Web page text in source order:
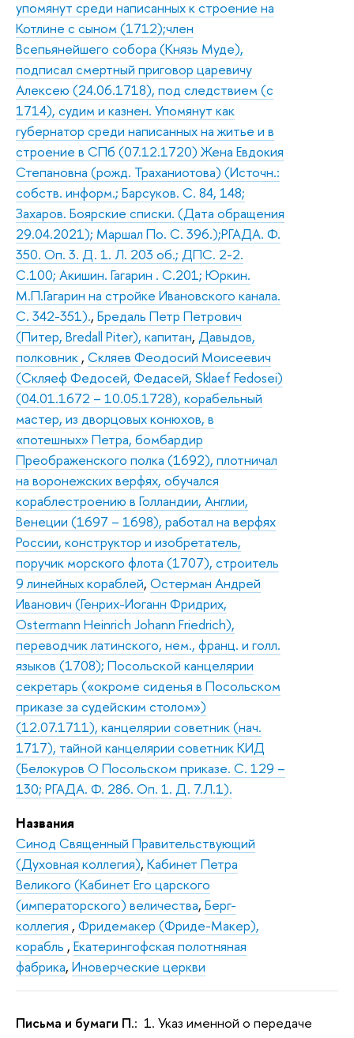
упомянут среди написанных к строение на
Котлине с сыном (1712);член
Всепьянейшего собора (Князь Муде),
подписал смертный приговор царевичу
Алексею (24.06.1718), под следствием (с
1714), судим и казнен. Упомянут как
губернатор среди написанных на житье и в
строение в СПб (07.12.1720) Жена Евдокия
Степановна (рожд. Траханиотова) (Источн.:
собств. информ.; Барсуков. С. 84, 148;
Захаров. Боярские списки. (Дата обращения
29.04.2021); Маршал По. С. 396.);РГАДА. Ф.
350. Оп. 3. Д. 1. Л. 203 об.; ДПС. 2-2.
С.100; Акишин. Гагарин . С.201; Юркин.
М.П.Гагарин на стройке Ивановского канала.
С. 342-351)., Бредаль Петр Петрович
(Питер, Bredall Piter), капитан, Давыдов,
полковник , Скляев Феодосий Моисеевич
(Скляеф Федосей, Федасей, Sklаef Fedosei)
(04.01.1672 – 10.05.1728), корабельный
мастер, из дворцовых конюхов, в
«потешных» Петра, бомбардир
Преображенского полка (1692), плотничал
на воронежских верфях, обучался
кораблестроению в Голландии, Англии,
Венеции (1697 – 1698), работал на верфях
России, конструктор и изобретатель,
поручик морского флота (1707), строитель
9 линейных кораблей, Остерман Андрей
Иванович (Генрих-Иоганн Фридрих,
Ostermann Heinrich Johann Friedrich),
переводчик латинского, нем., франц. и голл.
языков (1708); Посольской канцелярии
секретарь («окроме сиденья в Посольском
приказе за судейским столом»)
(12.07.1711), канцелярии советник (нач.
1717), тайной канцелярии советник КИД
(Белокуров О Посольском приказе. С. 129 –
130; РГАДА. Ф. 286. Оп. 1. Д. 7.Л.1).
Названия
Синод Священный Правительствующий
(Духовная коллегия), Кабинет Петра
Великого (Кабинет Его царского
(императорского) величества, Берг-
коллегия , Фридемакер (Фриде-Макер),
корабль , Екатерингофская полотняная
фабрика, Иноверческие церкви
Письма и бумаги П.: 1. Указ именной о передаче